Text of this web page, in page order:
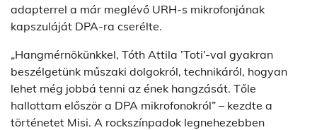
adapterrel a már meglévő URH-s mikrofonjának
kapszuláját DPA-ra cserélte.
„Hangmérnökünkkel, Tóth Attila ’Toti’-val gyakran
beszélgetünk műszaki dolgokról, technikáról, hogyan
lehet még jobbá tenni az ének hangzását. Tőle
hallottam először a DPA mikrofonokról” – kezdte a
történetet Misi. A rockszínpadok legnehezebben